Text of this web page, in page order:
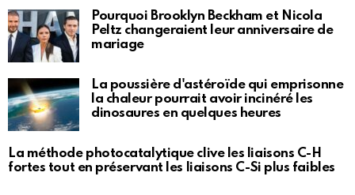
Pourquoi Brooklyn Beckham et Nicola
Peltz changeraient leur anniversaire de
mariage
La poussière d'astéroïde qui emprisonne
la chaleur pourrait avoir incinéré les
dinosaures en quelques heures
La méthode photocatalytique clive les liaisons C-H
fortes tout en préservant les liaisons C-Si plus faibles